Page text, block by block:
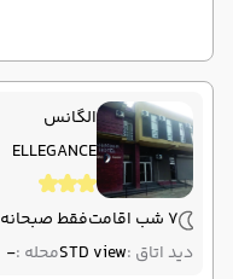
الگانس
ELLEGANCE
7 شب اقامت فقط صبحانه
دید اتاق :STD viewمحله :-